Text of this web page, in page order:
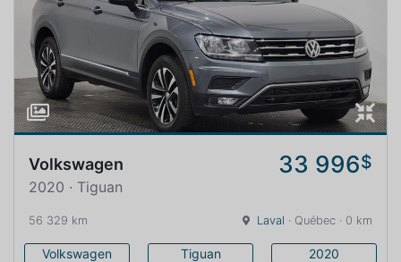
Volkswagen 33 996$
2020 · Tiguan
56 329 km Laval · Québec · 0 km
Volkswagen Tiguan 2020